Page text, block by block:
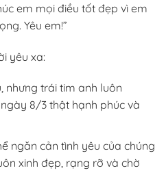
em mọi điều tốt đẹp vì em
Yêu em!”
yêu xa:
nhưng trái tim anh luôn
8/3 thật hạnh phúc và
ngăn cản tình yêu của chúng
xinh đẹp, rạng rỡ và chờ